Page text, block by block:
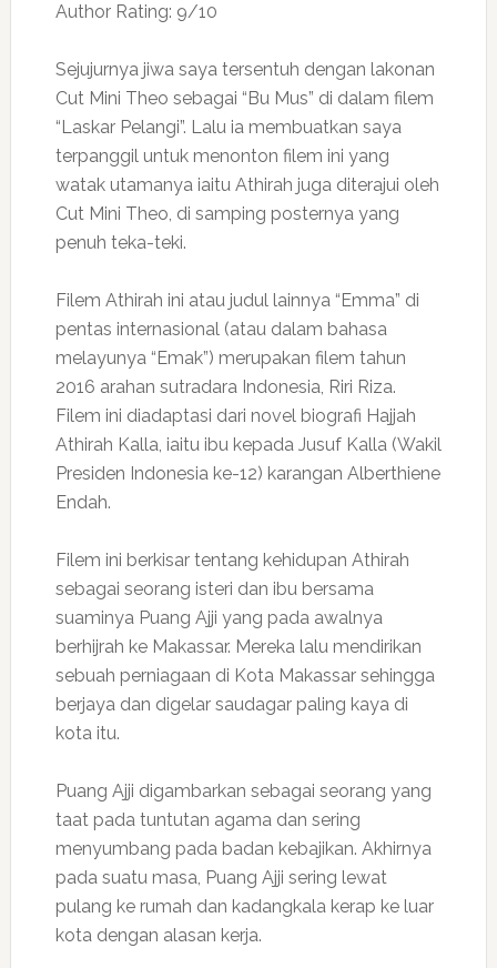
Author Rating: 9/10
Sejujurnya jiwa saya tersentuh dengan lakonan
Cut Mini Theo sebagai “Bu Mus” di dalam filem
“Laskar Pelangi”. Lalu ia membuatkan saya
terpanggil untuk menonton filem ini yang
watak utamanya iaitu Athirah juga diterajui oleh
Cut Mini Theo, di samping posternya yang
penuh teka-teki.
Filem Athirah ini atau judul lainnya “Emma” di
pentas internasional (atau dalam bahasa
melayunya “Emak”) merupakan filem tahun
2016 arahan sutradara Indonesia, Riri Riza.
Filem ini diadaptasi dari novel biografi Hajjah
Athirah Kalla, iaitu ibu kepada Jusuf Kalla (Wakil
Presiden Indonesia ke-12) karangan Alberthiene
Endah.
Filem ini berkisar tentang kehidupan Athirah
sebagai seorang isteri dan ibu bersama
suaminya Puang Ajji yang pada awalnya
berhijrah ke Makassar. Mereka lalu mendirikan
sebuah perniagaan di Kota Makassar sehingga
berjaya dan digelar saudagar paling kaya di
kota itu.
Puang Ajji digambarkan sebagai seorang yang
taat pada tuntutan agama dan sering
menyumbang pada badan kebajikan. Akhirnya
pada suatu masa, Puang Ajji sering lewat
pulang ke rumah dan kadangkala kerap ke luar
kota dengan alasan kerja.